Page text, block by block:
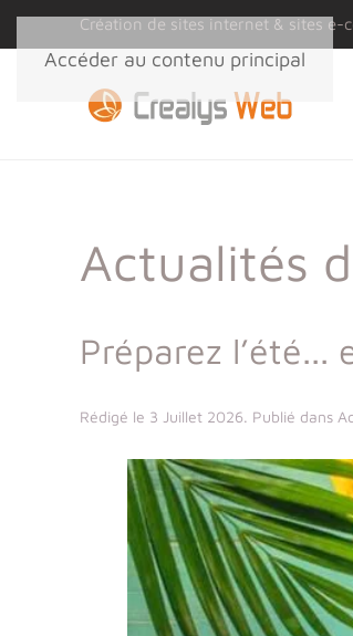
Accéder au contenu principal
Création de sites internet & sites e-
Actualités
Préparez
Rédigé le 3 Juillet 2026. Publié dans
Panneau de gestion des cookies